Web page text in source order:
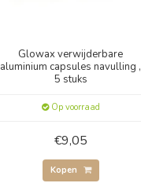
Glowax verwijderbare
aluminium capsules navulling ,
5 stuks
Op voorraad
€9,05
Kopen